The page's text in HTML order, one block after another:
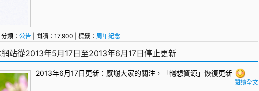
| 分類： 公告 | 閱讀：17,900 | 標籤： 周年紀念
網站從2013年5月17日至2013年6月17日停止更新
2013年6月17日更新：感謝大家的關注，「暢想資源」恢復更新
閱讀全文